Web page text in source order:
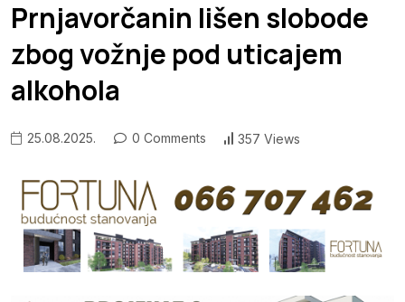
Prnjavorčanin lišen slobode
zbog vožnje pod uticajem
alkohola
25.08.2025. 0 Comments 357 Views